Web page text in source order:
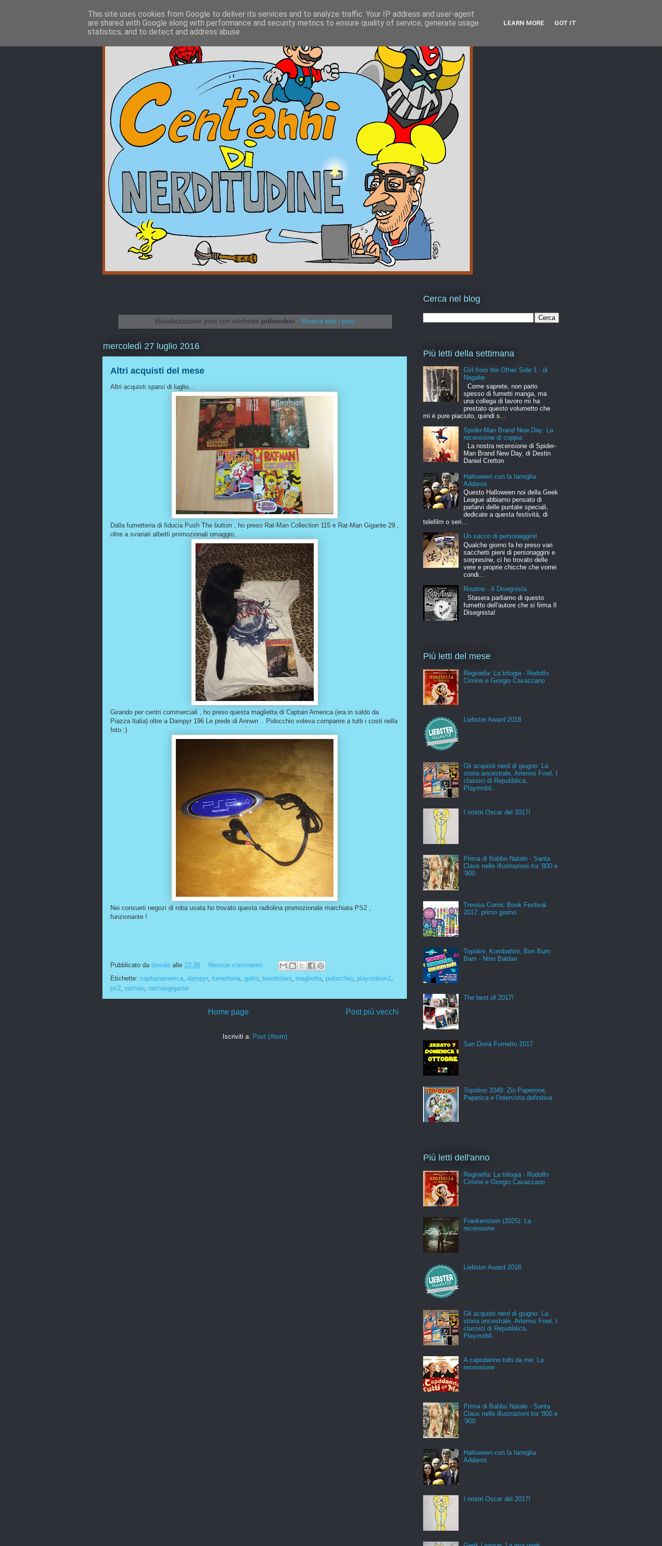
Visualizzazione post con etichetta pidocchio. Mostra tutti i post
mercoledì 27 luglio 2016
Altri acquisti del mese
Altri acquisti sparsi di luglio...
Dalla fumetteria di fiducia Push The button , ho preso Rat-Man Collection 115 e Rat-Man Gigante 29 ,
oltre a svariati albetti promozionali omaggio..
Girando per centri commerciali , ho preso questa maglietta di Captain America (era in saldo da
Piazza Italia) oltre a Dampyr 196 Le prede di Annwn .. Pidocchio voleva comparire a tutti i costi nella
foto :)
Nei consueti negozi di roba usata ho trovato questa radiolina promozionale marchiata PS2 ,
funzionante !
Pubblicato da fperale alle 23:38
Nessun commento:
Etichette: captainamerica dampyr, fumetteria gatto leoortolani maglietta pidocchio playstation2
ps2 ratman ratmangigante
Post più vecchi
Home page
Iscriviti a: Post (Atom)
Cerca nel blog
Più letti della settimana
Girl from the Other Side 1 - di
Nagabe
Come saprete, non parlo
spesso di fumetti manga, ma
una collega di lavoro mi ha
prestato questo volumetto che
mi è pure piaciuto, quindi s...
Spider-Man Brand New Day: La
recensione di coppia
La nostra recensione di Spider-
Man Brand New Day, di Destin
Daniel Cretton
Halloween con la famiglia
Addams
Questo Halloween noi della Geek
League abbiamo pensato di
parlarvi delle puntate speciali,
dedicate a questa festività, di
telefilm o seri...
Un sacco di personaggini!
Qualche giorno fa ho preso vari
sacchetti pieni di personaggini e
sorpresine, ci ho trovato delle
vere e proprie chicche che vorrei
condi...
Routine - Il Disegnista
Stasera parliamo di questo
fumetto dell'autore che si firma Il
Disegnista!
Più letti del mese
Reginella: La trilogia - Rodolfo
Cimino e Giorgio Cavazzano
Liebster Award 2018
Gli acquisti nerd di giugno: La
storia ancestrale, Artemis Fowl, I
classici di Repubblica,
Playmobil...
I nostri Oscar del 2017!
Prima di Babbo Natale - Santa
Claus nelle illustrazioni tra ‘800 e
‘900
Treviso Comic Book Festival
2017: primo giorno
Topolini, Kombattini, Bim Bum
Bam - Nino Baldan
The best of 2017!
San Donà Fumetto 2017
Topolino 3349: Zio Paperone,
Paperica e l'intervista definitiva
Più letti dell'anno
Reginella: La trilogia - Rodolfo
Cimino e Giorgio Cavazzano
Frankenstein (2025): La
recensione
Liebster Award 2018
Gli acquisti nerd di giugno: La
storia ancestrale, Artemis Fowl, I
classici di Repubblica,
Playmobil...
A capodanno tutti da me: La
recensione
Prima di Babbo Natale - Santa
Claus nelle illustrazioni tra ‘800 e
‘900
Halloween con la famiglia
Addams
I nostri Oscar del 2017!
This site uses cookies from Google to deliver its services and to analyze traffic. Your IP address and user-agent
are shared with Google along with performance and security metrics to ensure quality of service, generate usage
statistics, and to detect and address abuse.
LEARN MORE GOT IT